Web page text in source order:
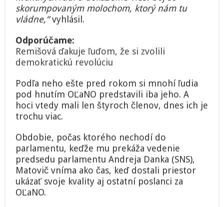
skorumpovaným molochom, ktorý nám tu
vládne,“vyhlásil.
Odporúčame:
Remišová ďakuje ľuďom, že si zvolili
demokratickú revolúciu
Podľa neho ešte pred rokom si mnohí ľudia
pod hnutím OĽaNO predstavili iba jeho. A
hoci vtedy mali len štyroch členov, dnes ich je
trochu viac.
Obdobie, počas ktorého nechodí do
parlamentu, keďže mu prekáža vedenie
predsedu parlamentu Andreja Danka (SNS),
Matovič vníma ako čas, keď dostali priestor
ukázať svoje kvality aj ostatní poslanci za
OĽaNO.